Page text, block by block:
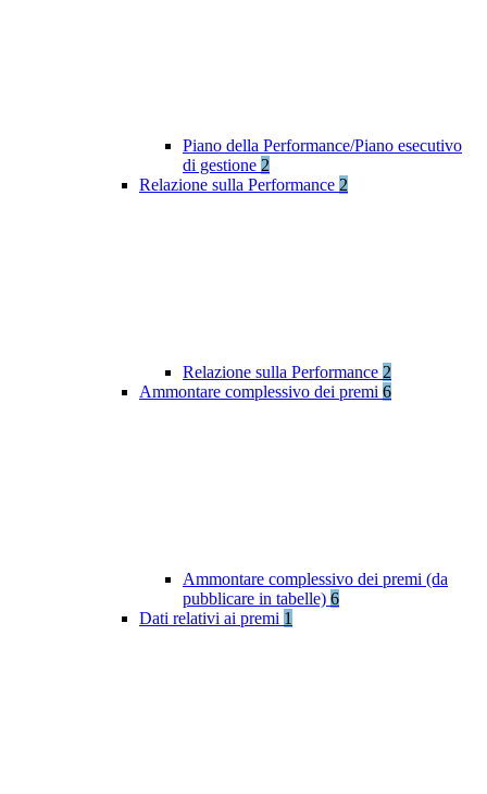
Piano della Performance/Piano esecutivo
di gestione 2
Relazione sulla Performance 2
Relazione sulla Performance 2
Ammontare complessivo dei premi 6
Ammontare complessivo dei premi (da
pubblicare in tabelle) 6
Dati relativi ai premi 1